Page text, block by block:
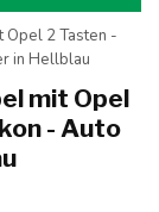
2 Tasten -
in Hellblau
mit Opel
- Auto